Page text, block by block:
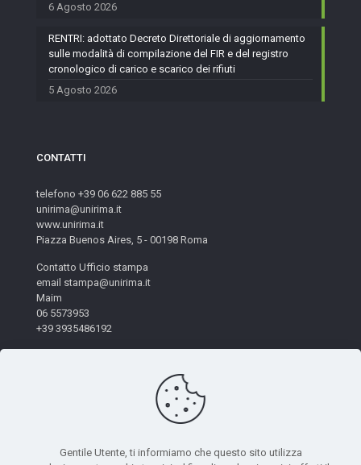
6 Agosto 2026
RENTRI: adottato Decreto Direttoriale di aggiornamento
sulle modalità di compilazione del FIR e del registro
cronologico di carico e scarico dei rifiuti
5 Agosto 2026
CONTATTI
telefono +39 06 622 885 55
unirima@unirima.it
www.unirima.it
Piazza Buenos Aires, 5 - 00198 Roma
Contatto Ufficio stampa
email stampa@unirima.it
Maim
06 5573953
+39 3935486192
Gentile Utente, ti informiamo che questo sito utilizza